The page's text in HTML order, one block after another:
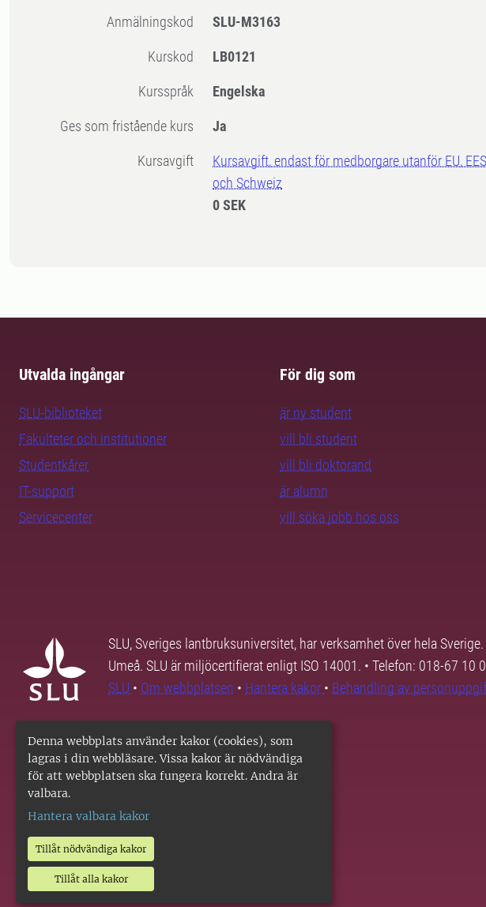
Denna webbplats använder kakor (cookies), som
lagras i din webbläsare. Vissa kakor är nödvändiga
för att webbplatsen ska fungera korrekt. Andra är
valbara.
Hantera valbara kakor
Tillåt nödvändiga kakor
Tillåt alla kakor
Anmälningskod SLU-M3163
Kurskod LB0121
Kursspråk Engelska
Ges som fristående kurs Ja
Kursavgift
Kursavgift, endast för medborgare utanför EU,
och Schweiz
0 SEK
Utvalda ingångar
SLU-biblioteket
Fakulteter och institutioner
Studentkårer
IT-support
Servicecenter
För dig som
är ny student
vill bli student
vill bli doktorand
är alumn
vill söka jobb hos oss
SLU, Sveriges lantbruksuniversitet, har verksamhet över hela
Umeå. SLU är miljöcertifierat enligt ISO 14001. • Telefon: 018-67 10
SLU • Om webbplatsen • Hantera kakor • Behandling av